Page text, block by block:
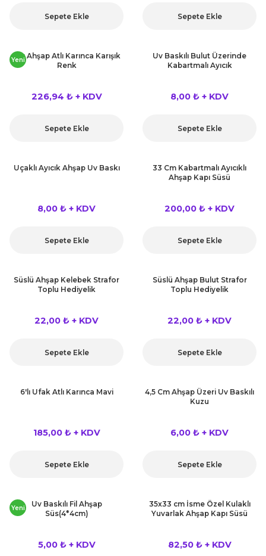
Veda Parti Malzemeleri
Süsleri
malzemeleri
Malzemeleri
Taş Baskı Ürünleri
Sepete Ekle Sepete Ekle
Yeni
6 Lı Ahşap Atlı Karınca Karışık
Renk
226,94 ₺ + KDV
Sepete Ekle
Uv Baskılı Bulut Üzerinde
Kabartmalı Ayıcık
8,00 ₺ + KDV
Sepete Ekle
Uçaklı Ayıcık Ahşap Uv Baskı
8,00 ₺ + KDV
Sepete Ekle
33 Cm Kabartmalı Ayıcıklı
Ahşap Kapı Süsü
200,00 ₺ + KDV
Sepete Ekle
Süslü Ahşap Kelebek Strafor
Toplu Hediyelik
22,00 ₺ + KDV
Sepete Ekle
Süslü Ahşap Bulut Strafor
Toplu Hediyelik
22,00 ₺ + KDV
Sepete Ekle
6'lı Ufak Atlı Karınca Mavi
185,00 ₺ + KDV
Sepete Ekle
4,5 Cm Ahşap Üzeri Uv Baskılı
Kuzu
6,00 ₺ + KDV
Sepete Ekle
Yeni
Uv Baskılı Fil Ahşap
Süs(4*4cm)
5,00 ₺ + KDV
35x33 cm İsme Özel Kulaklı
Yuvarlak Ahşap Kapı Süsü
82,50 ₺ + KDV